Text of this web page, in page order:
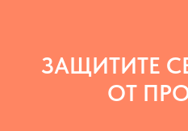
ЗАЩИТИТЕ
ОТ